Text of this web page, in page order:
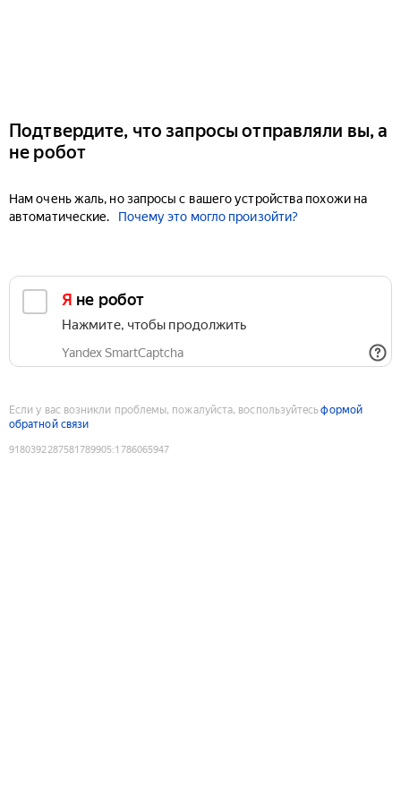
Подтвердите, что запросы отправляли вы, а
не робот
Нам очень жаль, но запросы с вашего устройства похожи на
автоматические.
Почему это могло произойти?
Я не робот
Нажмите, чтобы продолжить
Yandex SmartCaptcha
Если у вас возникли проблемы, пожалуйста, воспользуйтесьформой
обратной связи
9180392287581789905:1786065947